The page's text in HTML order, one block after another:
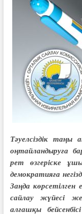
Тәуелсіздік таңы
оңтайландыруға
рет өзгеріске
демократияға
Заңда
сайлау жүйесі
алғашқы